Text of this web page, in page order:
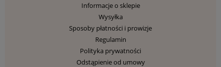
Informacje o sklepie
Wysyłka
Sposoby płatności i prowizje
Regulamin
Polityka prywatności
Odstąpienie od umowy